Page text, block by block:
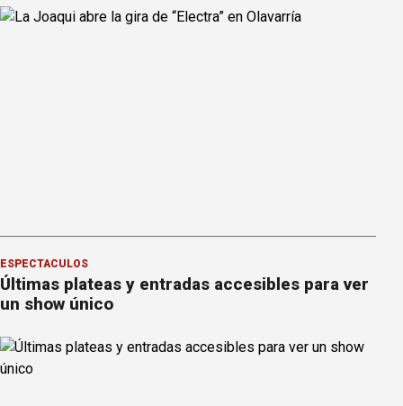
ESPECTÁCULOS
Últimas plateas y entradas accesibles para ver
un show único